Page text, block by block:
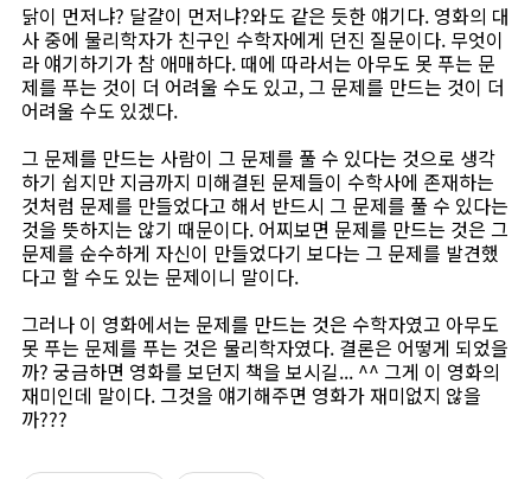
닭이 먼저냐? 달걀이 먼저냐?와도 같은 듯한 얘기다. 영화의 대
사 중에 물리학자가 친구인 수학자에게 던진 질문이다. 무엇이
라 얘기하기가 참 애매하다. 때에 따라서는 아무도 못 푸는 문
제를 푸는 것이 더 어려울 수도 있고, 그 문제를 만드는 것이 더
어려울 수도 있겠다.
그 문제를 만드는 사람이 그 문제를 풀 수 있다는 것으로 생각
하기 쉽지만 지금까지 미해결된 문제들이 수학사에 존재하는
것처럼 문제를 만들었다고 해서 반드시 그 문제를 풀 수 있다는
것을 뜻하지는 않기 때문이다. 어찌보면 문제를 만드는 것은 그
문제를 순수하게 자신이 만들었다기 보다는 그 문제를 발견했
다고 할 수도 있는 문제이니 말이다.
그러나 이 영화에서는 문제를 만드는 것은 수학자였고 아무도
못 푸는 문제를 푸는 것은 물리학자였다. 결론은 어떻게 되었을
까? 궁금하면 영화를 보던지 책을 보시길... ^^ 그게 이 영화의
재미인데 말이다. 그것을 얘기해주면 영화가 재미없지 않을
까???